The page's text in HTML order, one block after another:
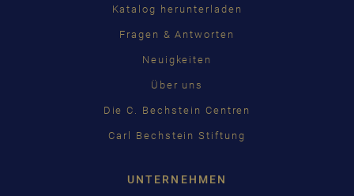
Katalog herunterladen
Fragen & Antworten
Neuigkeiten
Über uns
Die C. Bechstein Centren
Carl Bechstein Stiftung
UNTERNEHMEN